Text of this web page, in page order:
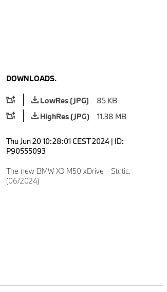
DOWNLOADS.
LowRes (JPG)
85 KB
HighRes (JPG)
11.38 MB
Thu Jun 20 10:28:01 CEST 2024 | ID:
P90555093
The new BMW X3 M50 xDrive - Static.
(06/2024)